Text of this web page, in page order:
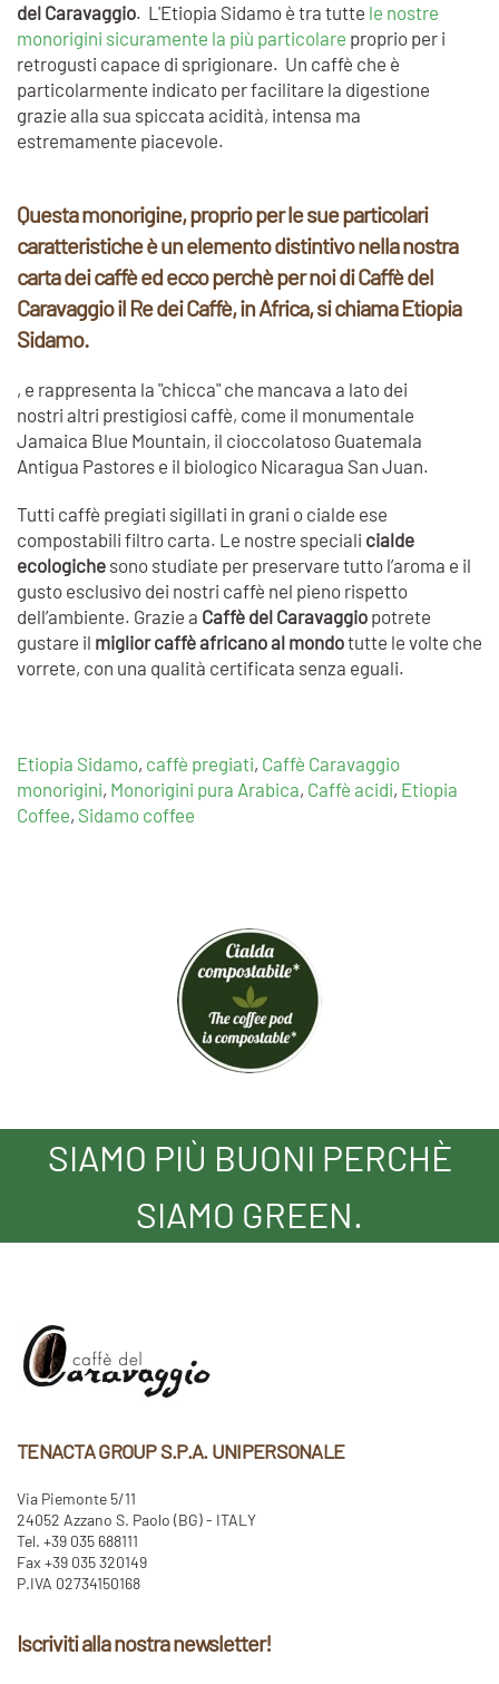
del Caravaggio. L'Etiopia Sidamo è tra tutte le nostre
monorigini sicuramente la più particolare proprio per i
retrogusti capace di sprigionare. Un caffè che è
particolarmente indicato per facilitare la digestione
grazie alla sua spiccata acidità, intensa ma
estremamente piacevole.
Questa monorigine, proprio per le sue particolari
caratteristiche è un elemento distintivo nella nostra
carta dei caffè ed ecco perchè per noi di Caffè del
Caravaggio il Re dei Caffè, in Africa, si chiama Etiopia
Sidamo.
, e rappresenta la "chicca" che mancava a lato dei
nostri altri prestigiosi caffè, come il monumentale
Jamaica Blue Mountain, il cioccolatoso Guatemala
Antigua Pastores e il biologico Nicaragua San Juan.
Tutti caffè pregiati sigillati in grani o cialde ese
compostabili filtro carta. Le nostre speciali cialde
ecologiche sono studiate per preservare tutto l’aroma e il
gusto esclusivo dei nostri caffè nel pieno rispetto
dell’ambiente. Grazie a Caffè del Caravaggio potrete
gustare il miglior caffè africano al mondotutte le volte che
vorrete, con una qualità certificata senza eguali.
Etiopia Sidamo, caffè pregiati, Caffè Caravaggio
monorigini, Monorigini pura Arabica, Caffè acidi, Etiopia
Coffee, Sidamo coffee
SIAMO PIÙ BUONI PERCHÈ
SIAMO GREEN.
TENACTA GROUP S.P.A. UNIPERSONALE
Via Piemonte 5/11
24052 Azzano S. Paolo (BG) - ITALY
Tel. +39 035 688111
Fax +39 035 320149
P.IVA 02734150168
Iscriviti alla nostra newsletter!